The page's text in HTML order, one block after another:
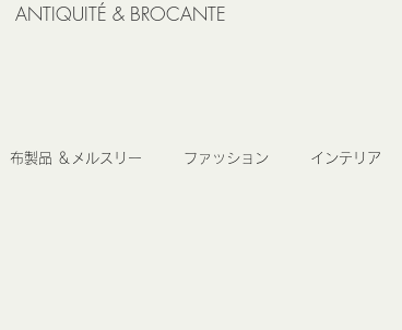
ANTIQUITÉ & BROCANTE
布製品 ＆メルスリー ファッション インテリア